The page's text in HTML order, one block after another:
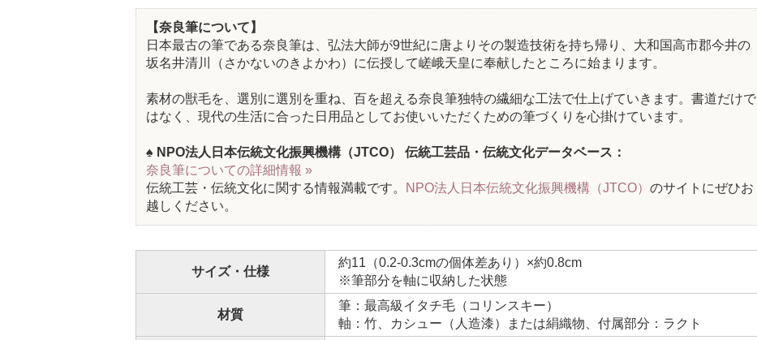
【奈良筆について】
日本最古の筆である奈良筆は、弘法大師が9世紀に唐よりその製造技術を持ち帰り、大和国高市郡今井の
坂名井清川（さかないのきよかわ）に伝授して嵯峨天皇に奉献したところに始まります。
素材の獣毛を、選別に選別を重ね、百を超える奈良筆独特の繊細な工法で仕上げていきます。書道だけで
はなく、現代の生活に合った日用品としてお使いいただくための筆づくりを心掛けています。
♠ NPO法人日本伝統文化振興機構（JTCO） 伝統工芸品・伝統文化データベース：
奈良筆についての詳細情報 »
伝統工芸・伝統文化に関する情報満載です。
NPO法人日本伝統文化振興機構（JTCO） のサイトにぜひお
越しください。
サイズ・仕様
約11（0.2-0.3cmの個体差あり）×約0.8cm
※筆部分を軸に収納した状態
材質
筆：最高級イタチ毛（コリンスキー）
軸：竹、カシュー（人造漆）または絹織物、付属部分：ラクト